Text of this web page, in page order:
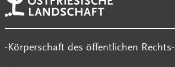
-Körperschaft des öffentlichen Rechts-